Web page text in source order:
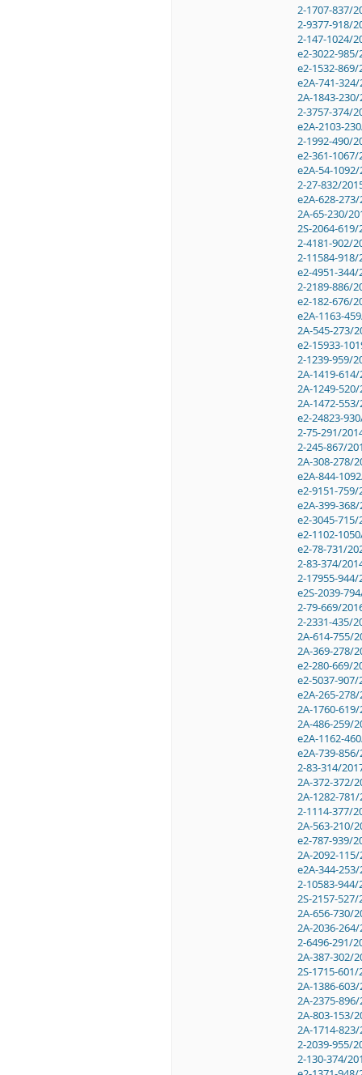
2-1707-837/
2-9377-918/
2-147-1024/
e2-3022-985/
e2-1532-869/
e2A-741-
2A-1843-
2-3757-374/
e2A-2103-
2-1992-490/
e2-361-1067/
e2A-54-
2-27-832/
e2A-628-
2A-65-230/
2S-2064-619/
2-4181-902/
2-11584-918/
e2-4951-344/
2-2189-886/
e2-182-676/
e2A-1163-
2A-545-273/
e2-15933-
2-1239-959/
2A-1419-
2A-1249-
2A-1472-
e2-24823-
2-75-291/
2-245-867/
2A-308-278/
e2A-844-
e2-9151-759/
e2A-399-
e2-3045-715/
e2-1102-
e2-78-731/
2-83-374/
2-17955-944/
e2S-2039-
2-79-669/
2-2331-435/
2A-614-755/
2A-369-278/
e2-280-669/
e2-5037-907/
e2A-265-
2A-1760-
2A-486-259/
e2A-1162-
e2A-739-
2-83-314/
2A-372-372/
2A-1282-
2-1114-377/
2A-563-210/
e2-787-939/
2A-2092-
e2A-344-
2-10583-944/
2S-2157-527/
2A-656-730/
2A-2036-
2-6496-291/
2A-387-302/
2S-1715-601/
2A-1386-
2A-2375-
2A-803-153/
2A-1714-
2-2039-955/
2-130-374/